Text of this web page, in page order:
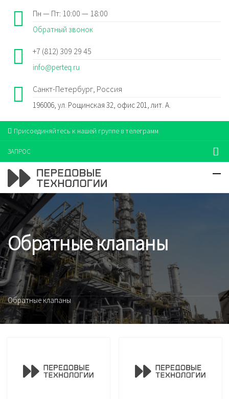
Пн — Пт: 10:00 — 18:00
Обратный звонок
+7 (812) 309 29 45
info@perteq.ru
Санкт-Петербург, Россия
196006, ул. Рощинская 32, офис 201, лит. А.
Присоединяйтесь к нашей группе в телеграмм
ЗАПРОС
Обратные клапаны
Обратные клапаны